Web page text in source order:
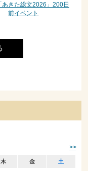
あきた総文2026」200日
前イベント
>>
木 金 土